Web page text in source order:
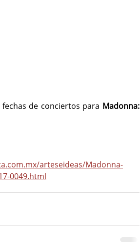
de conciertos para Madonna:
arteseideas/Madonna-
0049.html